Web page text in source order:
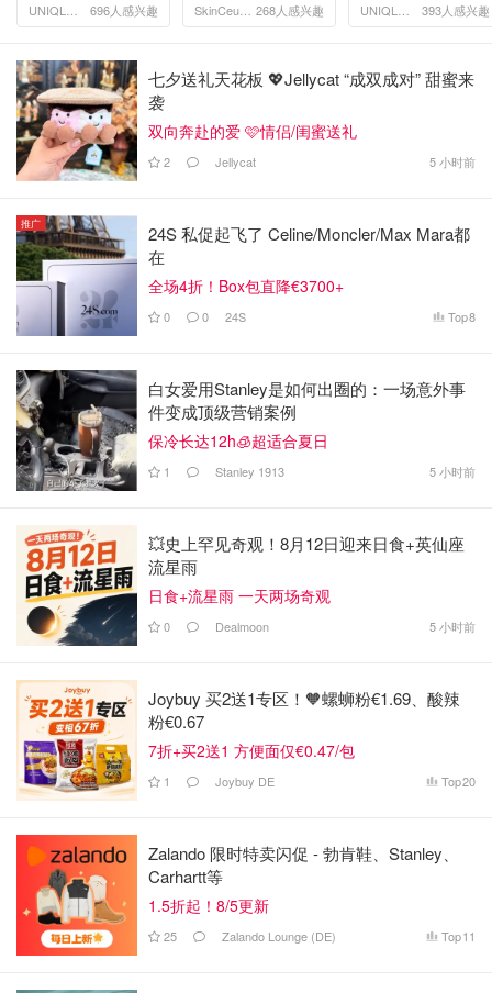
款 UNIQLO德国 696人感兴趣 SkinCeuticals 268人感兴趣 UNIQLO德国 393人感兴趣
七夕送礼天花板 💖Jellycat “成双成对” 甜蜜来
袭
双向奔赴的爱 🩷情侣/闺蜜送礼
2 Jellycat 5 小时前
推广
24S 私促起飞了 Celine/Moncler/Max Mara都
在
全场4折！Box包直降€3700+
0 0 24S Top8
白女爱用Stanley是如何出圈的：一场意外事
件变成顶级营销案例
保冷长达12h🧊超适合夏日
1 Stanley 1913 5 小时前
💥史上罕见奇观！8月12日迎来日食+英仙座
流星雨
日食+流星雨 一天两场奇观
0 Dealmoon 5 小时前
Joybuy 买2送1专区！🧡螺蛳粉€1.69、酸辣
粉€0.67
7折+买2送1 方便面仅€0.47/包
1 Joybuy DE Top20
Zalando 限时特卖闪促 - 勃肯鞋、Stanley、
Carhartt等
1.5折起！8/5更新
25 Zalando Lounge (DE) Top11